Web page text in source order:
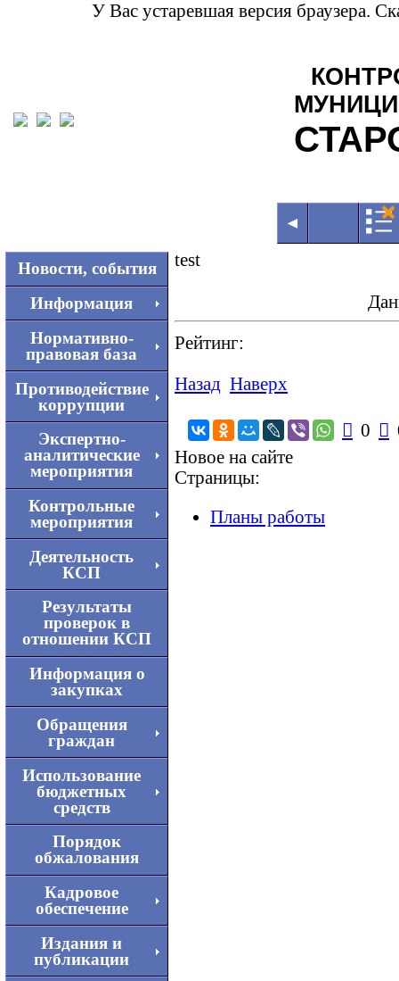
У Вас устаревшая версия браузера.
◄
Новости, события
Информация
Нормативно-
правовая база
Противодействие
коррупции
Экспертно-
аналитические
мероприятия
Контрольные
мероприятия
Деятельность
КСП
Результаты
проверок в
отношении КСП
Информация о
закупках
Обращения
граждан
Использование
бюджетных
средств
Порядок
обжалования
Кадровое
обеспечение
Издания и
публикации
test
Рейтинг:
Назад Наверх
 0 
Новое на сайте
Страницы:
Планы работы